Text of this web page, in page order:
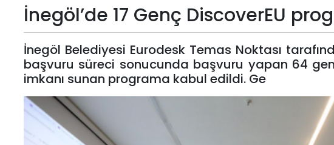
Yaşam
Kültür
Sanat
Spor
İnegöl’de 17 Genç DiscoverEU
İnegöl Belediyesi Eurodesk Temas Noktası
başvuru süreci sonucunda başvuru yapan 64
imkanı sunan programa kabul edildi. Ge